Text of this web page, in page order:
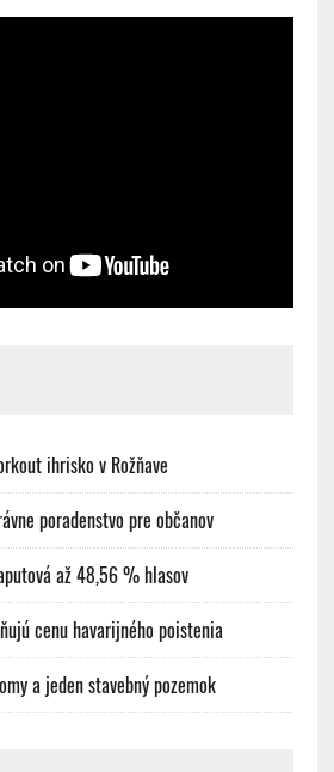
ihrisko v Rožňave
poradenstvo pre občanov
až 48,56 % hlasov
cenu havarijného poistenia
a jeden stavebný pozemok